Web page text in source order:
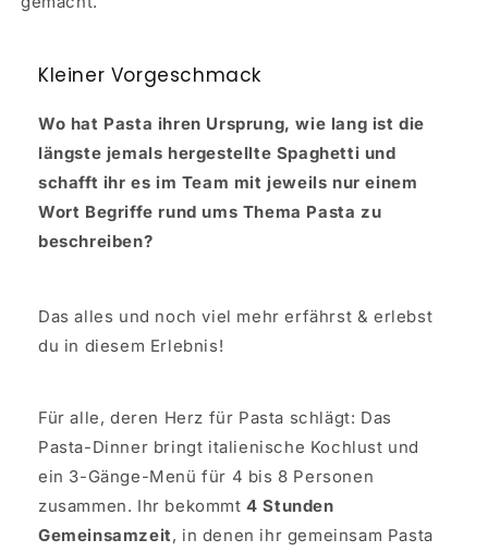
Kleiner Vorgeschmack
Wo hat Pasta ihren Ursprung, wie lang ist die
längste jemals hergestellte Spaghetti und
schafft ihr es im Team mit jeweils nur einem
Wort Begriffe rund ums Thema Pasta zu
beschreiben?
Das alles und noch viel mehr erfährst & erlebst
du in diesem Erlebnis!
Für alle, deren Herz für Pasta schlägt: Das
Pasta-Dinner bringt italienische Kochlust und
ein 3-Gänge-Menü für 4 bis 8 Personen
zusammen. Ihr bekommt4 Stunden
Gemeinsamzeit, in denen ihr gemeinsam Pasta